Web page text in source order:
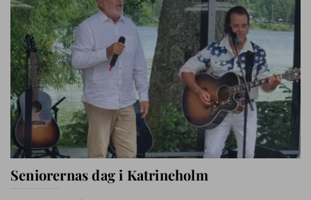
Seniorernas dag i Katrineholm